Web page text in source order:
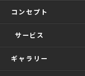
コンセプト
サービス
ギャラリー